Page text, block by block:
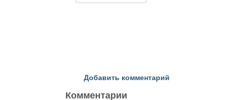
Добавить комментарий
Комментарии